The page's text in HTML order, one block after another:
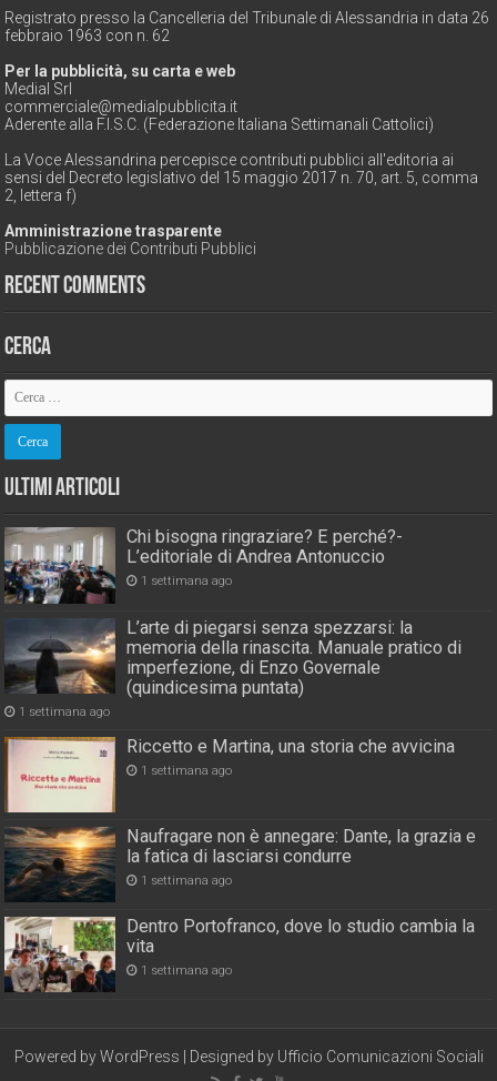
Registrato presso la Cancelleria del Tribunale di Alessandria in data 26
febbraio 1963 con n. 62
Per la pubblicità, su carta e web
Medial Srl
commerciale@medialpubblicita.it
Aderente alla F.I.S.C. (Federazione Italiana Settimanali Cattolici)
La Voce Alessandrina percepisce contributi pubblici all'editoria ai
sensi del Decreto legislativo del 15 maggio 2017 n. 70, art. 5, comma
2, lettera f)
Amministrazione trasparente
Pubblicazione dei Contributi Pubblici
Recent Comments
Cerca
Ultimi Articoli
Chi bisogna ringraziare? E perché?-
L’editoriale di Andrea Antonuccio
1 settimana ago
L’arte di piegarsi senza spezzarsi: la
memoria della rinascita. Manuale pratico di
imperfezione, di Enzo Governale
(quindicesima puntata)
1 settimana ago
Riccetto e Martina, una storia che avvicina
1 settimana ago
Naufragare non è annegare: Dante, la grazia e
la fatica di lasciarsi condurre
1 settimana ago
Dentro Portofranco, dove lo studio cambia la
vita
1 settimana ago
Powered byWordPress | Designed by Ufficio Comunicazioni Sociali